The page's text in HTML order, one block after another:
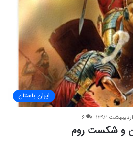
ایران باستان
۶
و شکست روم